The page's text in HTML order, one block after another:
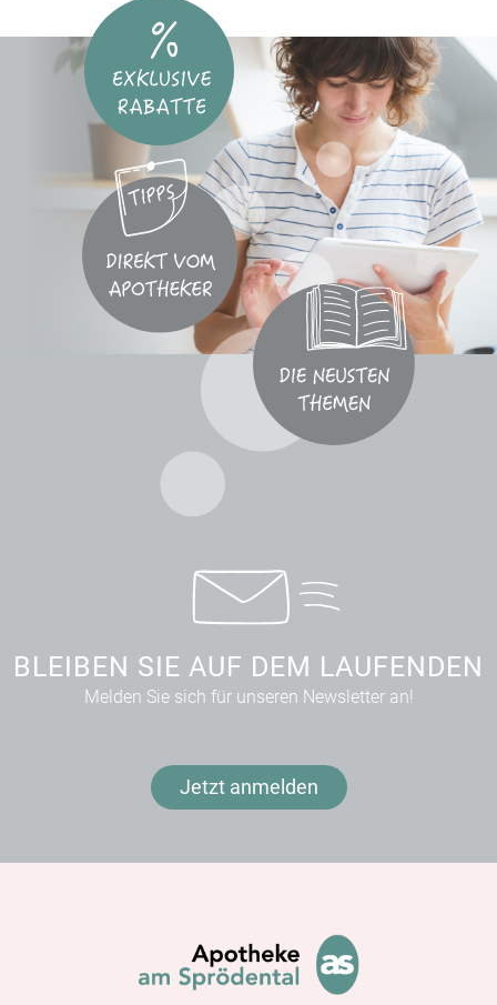
BLEIBEN SIE AUF DEM LAUFENDEN
Melden Sie sich für unseren Newsletter an!
Jetzt anmelden